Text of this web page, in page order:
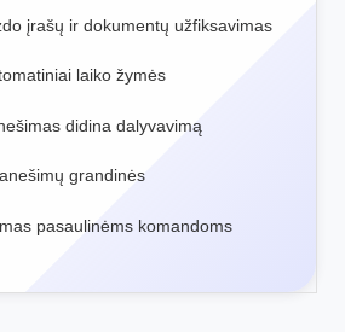
įrašų ir dokumentų užfiksavimas
laiko žymės
didina dalyvavimą
grandinės
pasaulinėms komandoms